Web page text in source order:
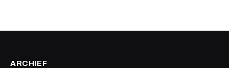
ARCHIEF